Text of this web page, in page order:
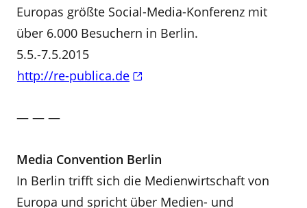
Europas größte Social-Media-Konferenz mit
über 6.000 Besuchern in Berlin.
5.5.-7.5.2015
http://re-publica.de
— — —
Media Convention Berlin
In Berlin trifft sich die Medienwirtschaft von
Europa und spricht über Medien- und